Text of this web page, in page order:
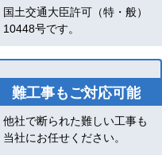
国土交通大臣許可（特・般）
10448号です。
難工事もご対応可能
他社で断られた難しい工事も
当社にお任せください。